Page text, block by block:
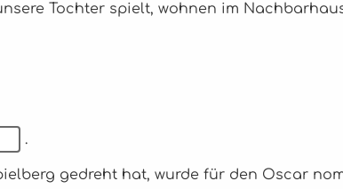
unsere Tochter spielt, wohnen im
.
gedreht hat, wurde für den Oscar